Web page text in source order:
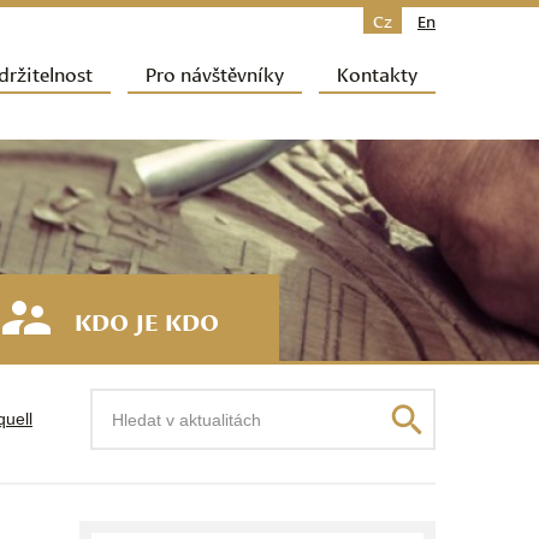
Cz En
Pro návštěvníky Kontakty
KDO JE KDO